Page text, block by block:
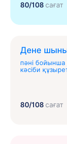
80/108сағат
Дене
пәні бойынша
кәсіби
80/108сағат